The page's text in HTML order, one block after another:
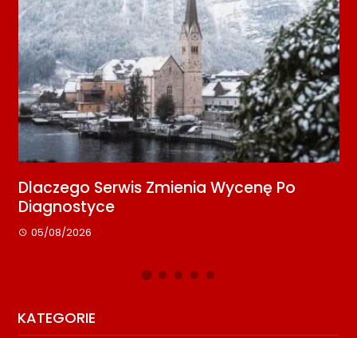
Serwis Zmienia Wycenę Po
08/2026
KATEGORIE